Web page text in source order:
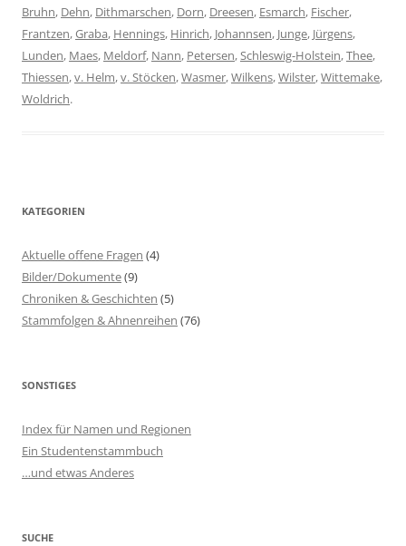
Bruhn, Dehn, Dithmarschen, Dorn, Dreesen, Esmarch, Fischer,
Frantzen,Graba, Hennings, Hinrich, Johannsen, Junge, Jürgens,
Lunden, Maes, Meldorf, Nann, Petersen,Schleswig-Holstein,Thee,
Thiessen,v. Helm,v. Stöcken,Wasmer,Wilkens,Wilster,Wittemake,
Woldrich.
KATEGORIEN
Aktuelle offene Fragen (4)
Bilder/Dokumente(9)
Chroniken & Geschichten (5)
Stammfolgen & Ahnenreihen (76)
SONSTIGES
Index für Namen und Regionen
Ein Studentenstammbuch
…und etwas Anderes
SUCHE